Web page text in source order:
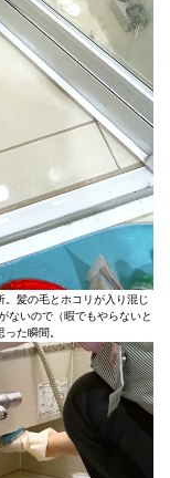
髪の毛とホコリが入り混じ
ないので（暇でもやらないと
た瞬間。